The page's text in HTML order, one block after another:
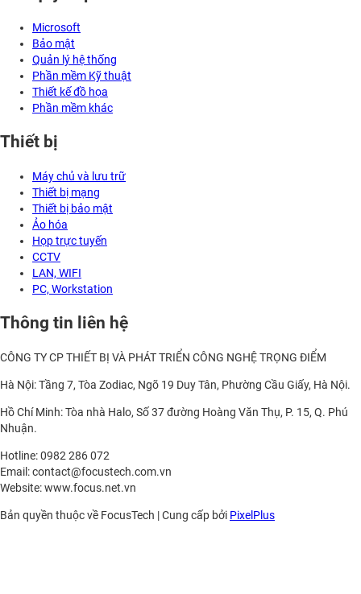
Microsoft
Bảo mật
Quản lý hệ thống
Phần mềm Kỹ thuật
Thiết kế đồ họa
Phần mềm khác
Thiết bị
Máy chủ và lưu trữ
Thiết bị mạng
Thiết bị bảo mật
Ảo hóa
Họp trực tuyến
CCTV
LAN, WIFI
PC, Workstation
Thông tin liên hệ
CÔNG TY CP THIẾT BỊ VÀ PHÁT TRIỂN CÔNG NGHỆ TRỌNG ĐIỂM
Hà Nội: Tầng 7, Tòa Zodiac, Ngõ 19 Duy Tân, Phường Cầu Giấy, Hà Nội.
Hồ Chí Minh: Tòa nhà Halo, Số 37 đường Hoàng Văn Thụ, P. 15, Q. Phú
Nhuận.
Hotline: 0982 286 072
Email: contact@focustech.com.vn
Website: www.focus.net.vn
Bản quyền thuộc về FocusTech |Cung cấp bởi PixelPlus